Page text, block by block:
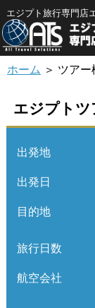
エジプト旅行専門店
ホーム ＞ ツアー
エジプトツ
出発地
出発日
目的地
旅行日数
航空会社